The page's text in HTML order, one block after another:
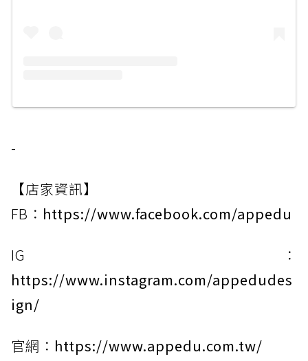
-
【店家資訊】
FB： https://www.facebook.com/appedu
IG：
https://www.instagram.com/appedudes
ign/
官網： https://www.appedu.com.tw/